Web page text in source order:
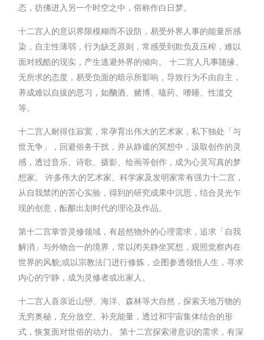
态，彷佛进入另一个时空之中，俗称作白日梦。
十二宫人的意识界限模糊而不设防，易受外界人事的能量所感
染，自主性薄弱，行为缺乏原则，常感受到欺负及压榨，难以
面对残酷的现实，产生逃避外界的倾向。 十二宫人凡事随缘、
无所求的态度，易受负面的暗示所影响，导致行为不由自主，
养成难以自拔的恶习，如酗酒、赌博、嗑药、嗜睡、性滥交
等。
十二宫人耐得住寂寞，常孕育出伟大的艺术家，私下独处「与
世无争」，回避俗务干扰，并从静谧的冥想中，汲取创作的灵
感，透过音乐、诗歌、摄影、绘画等创作，成为心灵写真的梦
想家。 许多伟大的艺术家、科学家及发明家常有强力十二宫，
从自我禁闭的苦心实验，得到的研究成果中沉思，结合灵光乍
现的创意，酝酿出划时代的理论及作品。
第十二宫掌管灵修领域，有超然物外的心理需求，追求「自我
解消」与外物合一的境界，常以闭关静坐冥想，观照觉察内在
世界的风貌;或以宗教法门进行修炼，企图参透领悟人生，寻求
内心的宁静，成为灵修者或出家人。
十二宫人喜亲近山巒、海洋、森林等大自然，探索天地万物的
无穷奥秘，充分放空、补充能量，透过和宇宙集体结合的形
式，恢复面对世俗的动力。 第十二宫探索潜意识的需求，有深